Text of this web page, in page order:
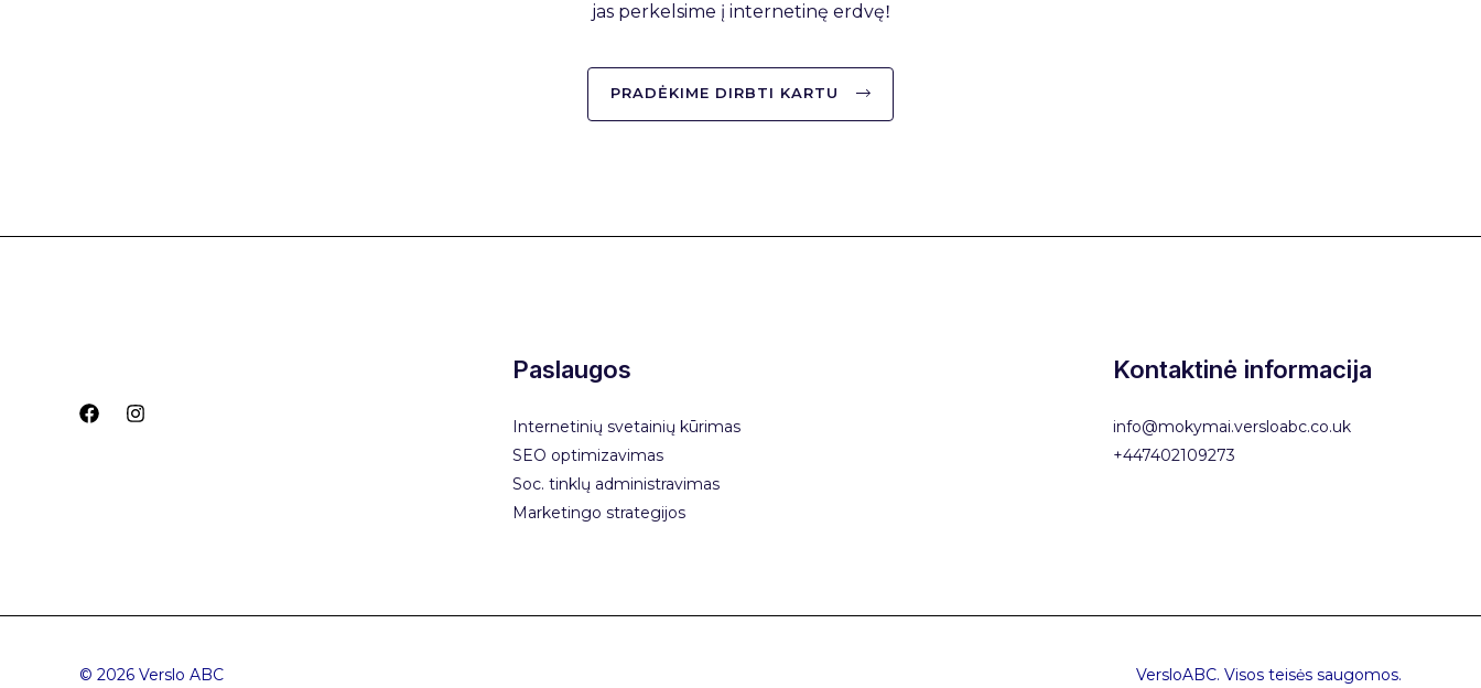
jas perkelsime į internetinę erdvę!
PRADĖKIME DIRBTI KARTU
Paslaugos
Internetinių svetainių kūrimas
SEO optimizavimas
Soc. tinklų administravimas
Marketingo strategijos
Kontaktinė informacija
info@mokymai.versloabc.co.uk
+447402109273
© 2026 Verslo ABC VersloABC. Visos teisės saugomos.